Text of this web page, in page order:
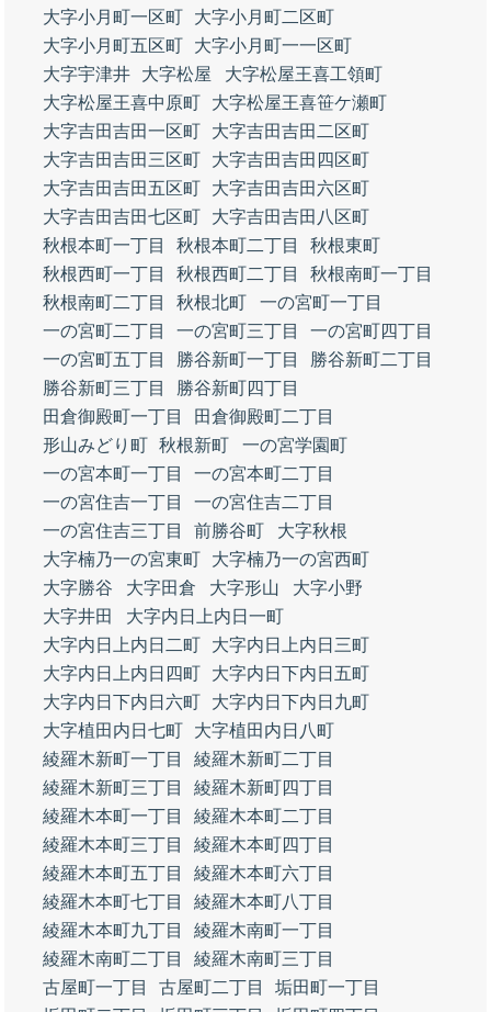
大字小月町一区町
大字小月町二区町
大字小月町五区町
大字小月町一一区町
大字宇津井
大字松屋
大字松屋王喜工領町
大字松屋王喜中原町
大字松屋王喜笹ケ瀬町
大字吉田吉田一区町
大字吉田吉田二区町
大字吉田吉田三区町
大字吉田吉田四区町
大字吉田吉田五区町
大字吉田吉田六区町
大字吉田吉田七区町
大字吉田吉田八区町
秋根本町一丁目
秋根本町二丁目
秋根東町
秋根西町一丁目
秋根西町二丁目
秋根南町一丁目
秋根南町二丁目
秋根北町
一の宮町一丁目
一の宮町二丁目
一の宮町三丁目
一の宮町四丁目
一の宮町五丁目
勝谷新町一丁目
勝谷新町二丁目
勝谷新町三丁目
勝谷新町四丁目
田倉御殿町一丁目
田倉御殿町二丁目
形山みどり町 秋根新町
一の宮学園町
一の宮本町一丁目
一の宮本町二丁目
一の宮住吉一丁目
一の宮住吉二丁目
一の宮住吉三丁目
前勝谷町
大字秋根
大字楠乃一の宮東町
大字楠乃一の宮西町
大字勝谷
大字田倉 大字形山
大字小野
大字井田
大字内日上内日一町
大字内日上内日二町
大字内日上内日三町
大字内日上内日四町
大字内日下内日五町
大字内日下内日六町
大字内日下内日九町
大字植田内日七町
大字植田内日八町
綾羅木新町一丁目
綾羅木新町二丁目
綾羅木新町三丁目
綾羅木新町四丁目
綾羅木本町一丁目
綾羅木本町二丁目
綾羅木本町三丁目
綾羅木本町四丁目
綾羅木本町五丁目
綾羅木本町六丁目
綾羅木本町七丁目
綾羅木本町八丁目
綾羅木本町九丁目
綾羅木南町一丁目
綾羅木南町二丁目
綾羅木南町三丁目
古屋町一丁目
古屋町二丁目
垢田町一丁目